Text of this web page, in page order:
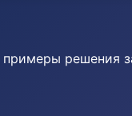
решения